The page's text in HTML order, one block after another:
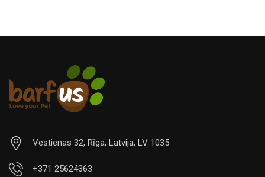
Vestienas 32, Rīga, Latvija, LV 1035
+371 25624363